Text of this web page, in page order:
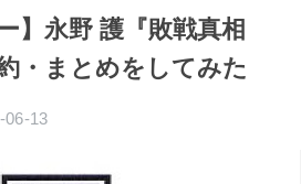
】永野 護『敗戦真相
・まとめをしてみた
06-13